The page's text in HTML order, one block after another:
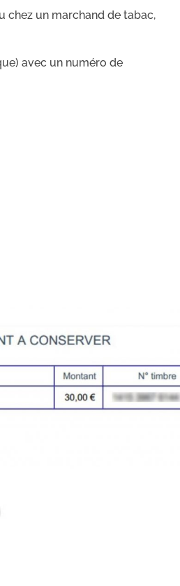
chez un marchand de tabac,
avec un numéro de